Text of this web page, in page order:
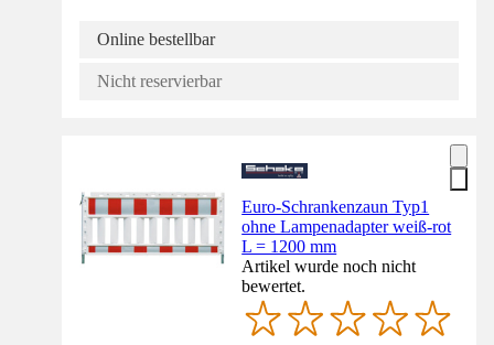
Online bestellbar
Nicht reservierbar
Euro-Schrankenzaun Typ1
ohne Lampenadapter weiß-rot
L = 1200 mm
Artikel wurde noch nicht
bewertet.